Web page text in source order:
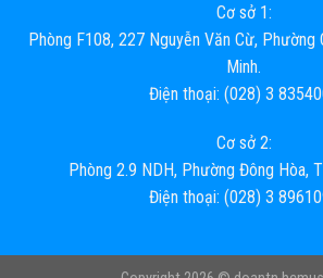
Cơ sở 1:
Phòng F108, 227 Nguyễn Văn Cừ, Phường
Minh.
Điện thoại: (028) 3
Cơ sở 2:
Phòng 2.9 NDH, Phường Đông Hòa,
Điện thoại: (028) 3